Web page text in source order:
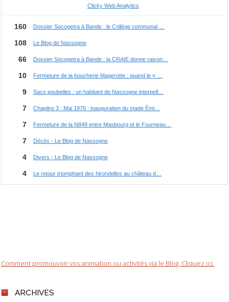
Comment promouvoir vos animation ou activités via le Blog. Cliquez ici.
ARCHIVES